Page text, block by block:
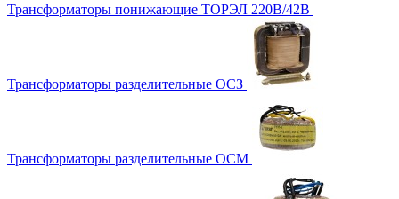
Трансформаторы понижающие ТОРЭЛ 220В/42В
Трансформаторы разделительные ОСЗ
Трансформаторы разделительные ОСМ